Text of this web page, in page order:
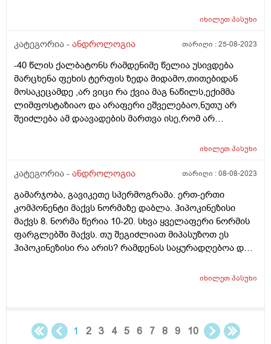
დიდი რაოდენობით ლორწო მცირე რაოდენობით
დისკინეზისი და ყელის პათოლოგიით
სპერმატოზიდების მაჩვენებლები მეტი რომ არის
მნიშვნელოვანია თუ არა და როგორ შეიძლება
გამოსწორება? როგორი სპერმაა?
>40% ). მთლიანი პროგრესული 46%. სწრაფად
21% , უმოძრაო 23%. მორფოლოგია 1% (ნორმა >4),
აზრით, ამ მონაცემებით დაორსულების შანსი არ არის?
1 წელია ვცდილობთ ზუსტად.ჯერჯერობით არ ვერევით
მედიკმენტევით. თუმცა უკვე 1 წელი გავიდა და
ვაპირებთ მკურნალობის დაწყებას. პრობლემა ისაა
რომ საზღვარგარეთ ვართ და აქ 4-5 თვე უნდა
მოძრავი სპერმატოზოიდები რომ საერთოდ არ არის
ჰორმონალური ანალიზები ნორმაშია, დ ვიტამინიც.
ვარიკოცელე აქვს მხოლოდ მაგრამ არც სტკივა არც
აწუხებს. აქ გვითხრეს ოპერაციამ შეიძლება არანაირი
შედეგი არ მოგცეთო და აბა გამოსავალი რაშია.
გთხოვთ იქნებ რამე რჩევა მოგვცეთ ან რამე
ვიტამინები თუ შეიძლება ასე დალევა? უბრალოდ
თქვენი აზრი გვითხარით გთხოვთ ეს მომაცემები
იხილეთპასუხი
კატეგორია - ანდროლოგია თარიღი :25-08-2023
-40 წლის ქალბატონს რამდენიმე წელია უსივდება
მარცხენა ფეხის ტერფის ზედა მიდამო,თითებიდან
მოსაკეცამდე ,არ ვიცი რა ქვია მაგ ნაწილს,ექიმმა
ლიმფოსტაზიაო და არაფერი ეშველებაო,ნუთუ არ
შეიძლება ამ დაავადების მართვა ისე,რომ არ
შეიძლება თუ არა ლიმფოსტაზმა წითელი ქარი
იხილეთპასუხი
კატეგორია - ანდროლოგია თარიღი :08-08-2023
გამარჯობა, გავიკეთე სპერმოგრამა. ერთ-ერთი
კომპონენტი მაქვს ნორმაზე დაბლა. ჰიპოკინეზისი
მაქვს 8. ნორმა წერია 10-20. სხვა ყველაფერი ნორმის
ფარგლებში მაქვს. თუ შეგიძლიათ მიპასუზოთ ეს
ჰიპოკინეზისი რა არის? რამდენას საყურადღებოა და
იხილეთპასუხი
1 2 3 4 5 6 7 8 9 10